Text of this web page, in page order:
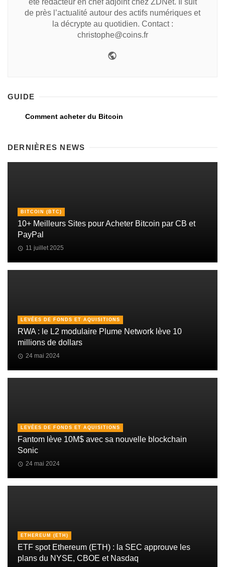
été rédacteur en chef adjoint chez ZDNet. Il suit
de près l’actualité autour des actifs numériques et
la décrypte au quotidien. Contact :
christophe@coins.fr
GUIDE
Comment acheter du Bitcoin
DERNIÈRES NEWS
BITCOIN (BTC)
10+ Meilleurs Sites pour Acheter Bitcoin par CB et
PayPal
11 juillet 2025
LEVÉES DE FONDS ET AQUISITIONS
RWA : le L2 modulaire Plume Network lève 10
millions de dollars
24 mai 2024
LEVÉES DE FONDS ET AQUISITIONS
Fantom lève 10M$ avec sa nouvelle blockchain
Sonic
24 mai 2024
ETHEREUM (ETH)
ETF spot Ethereum (ETH) : la SEC approuve les
plans du NYSE, CBOE et Nasdaq